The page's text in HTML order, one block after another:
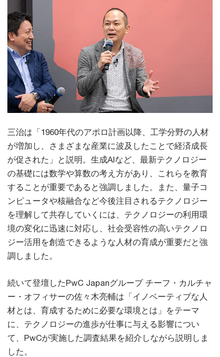
三治は「1960年代のアポロ計画以降、工学分野の人材
が増加し、さまざまな産業に波及したことで経済成長
が促された」と説明。生成AIなど、最新テクノロジー
の基礎には数学や算数の考え方があり、これらを教育
することが重要であると強調しました。また、量子コ
ンピュータや核融合など今後注目されるテクノロジー
を理解して共存していくには、テクノロジーの利用環
境の変化に迅速に対応し、社会受容性の高いテクノロ
ジー活用を創造できるような人材の育成が重要だと強
調しました。
続いて登壇したPwC Japanグループ チーフ・カルチャ
ー・オフィサーの佐々木亮輔は「イノベーティブな人
材とは、育成するために必要な環境とは」をテーマ
に、テクノロジーの進歩が仕事に与える影響につい
て、PwCが実施した調査結果を紹介しながら説明しま
した。